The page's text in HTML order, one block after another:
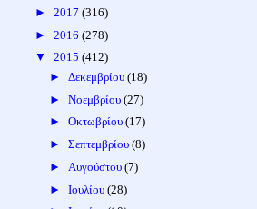
► 2017 (316)
► 2016 (278)
▼ 2015 (412)
► Δεκεμβρίου (18)
► Νοεμβρίου (27)
► Οκτωβρίου (17)
► Σεπτεμβρίου (8)
► Αυγούστου (7)
► Ιουλίου (28)